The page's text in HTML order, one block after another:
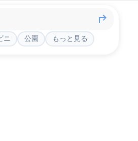
ニ 公園 もっと見る